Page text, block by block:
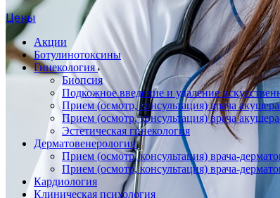
Цены
Акции
Ботулинотоксины
Гинекология
Биопсия
Подкожное введение и удаление
Прием (осмотр, консультация) врача
Прием (осмотр, консультация) врача
Эстетическая гинекология
Дерматовенерология
Прием (осмотр, консультация) врача-
Прием (осмотр, консультация) врача-
Кардиология
Клиническая психология